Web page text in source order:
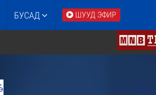
БУСАД ШУУД ЭФИР